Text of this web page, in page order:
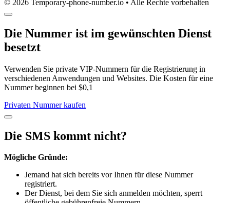
© 2026 Temporary-phone-number.io • Alle Rechte vorbehalten
Die Nummer ist im gewünschten Dienst
besetzt
Verwenden Sie private VIP-Nummern für die Registrierung in
verschiedenen Anwendungen und Websites. Die Kosten für eine
Nummer beginnen bei $0,1
Privaten Nummer kaufen
Die SMS kommt nicht?
Mögliche Gründe:
Jemand hat sich bereits vor Ihnen für diese Nummer
registriert.
Der Dienst, bei dem Sie sich anmelden möchten, sperrt